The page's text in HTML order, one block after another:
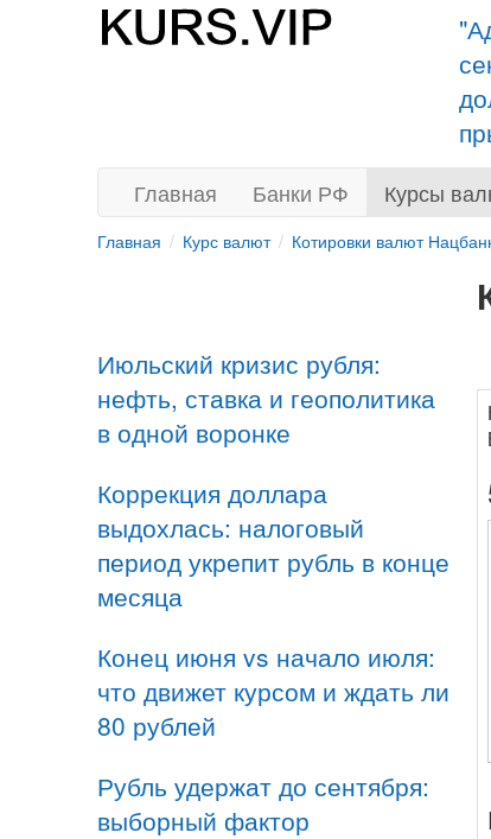
Главная Банки РФ Курсы
Главная Курс валют Котировки валют
Июльский кризис рубля:
нефть, ставка и геополитика
в одной воронке
Коррекция доллара
выдохлась: налоговый
период укрепит рубль в конце
месяца
Конец июня vs начало июля:
что движет курсом и ждать ли
80 рублей
Рубль удержат до сентября:
выборный фактор